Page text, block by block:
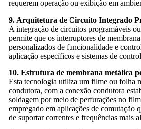
requerem operação ou exibição em
9. Arquitetura de Circuito Integrado
A integração de circuitos programáveis
permite que os interruptores de
personalizados de funcionalidade e
aplicação específicos e sistemas de
10. Estrutura de membrana metálica
Esta tecnologia utiliza um filme ou folha
condutora, com a conexão condutora
soldagem por meio de perfurações no
empregado em aplicações de comutação
de suportar correntes e frequências mais